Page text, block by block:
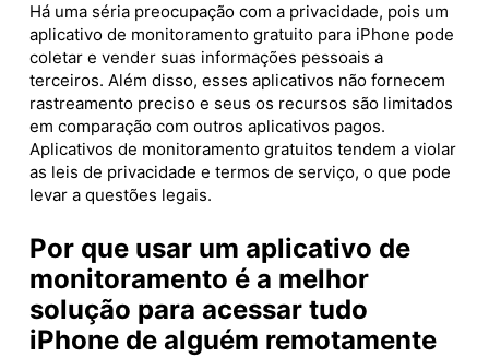
Há uma séria preocupação com a privacidade, pois um
aplicativo de monitoramento gratuito para iPhone pode
coletar e vender suas informações pessoais a
terceiros. Além disso, esses aplicativos não fornecem
rastreamento preciso e seus os recursos são limitados
em comparação com outros aplicativos pagos.
Aplicativos de monitoramento gratuitos tendem a violar
as leis de privacidade e termos de serviço, o que pode
levar a questões legais.
Por que usar um aplicativo de
monitoramento é a melhor
solução para acessar tudo
iPhone de alguém remotamente